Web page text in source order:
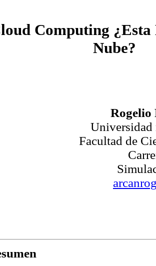
Computing
Nube?
Rogelio
Universidad
Facultad de